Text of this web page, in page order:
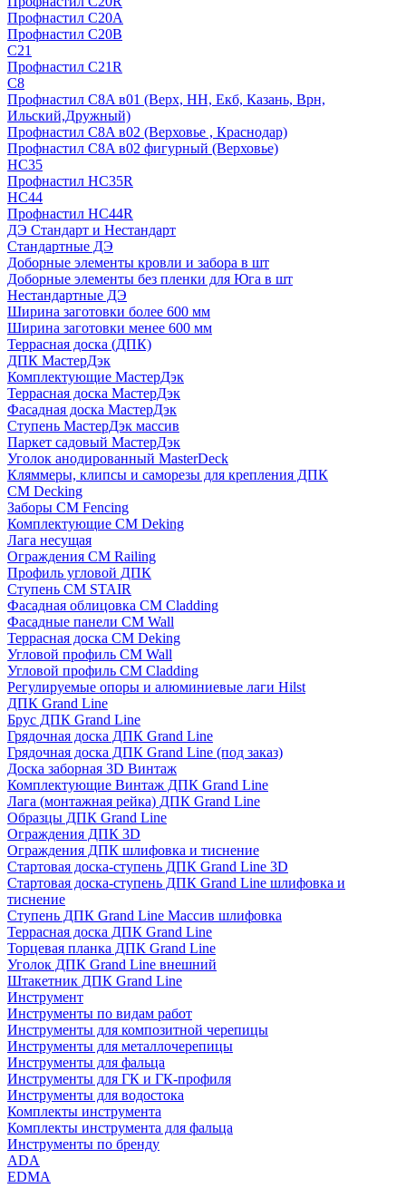
Профнастил С20А
Профнастил С20В
C21
Профнастил С21R
C8
Профнастил С8A в01 (Верх, НН, Екб, Казань, Врн,
Ильский,Дружный)
Профнастил С8A в02 (Верховье , Краснодар)
Профнастил С8A в02 фигурный (Верховье)
HС35
Профнастил HC35R
НС44
Профнастил НС44R
ДЭ Стандарт и Нестандарт
Стандартные ДЭ
Доборные элементы кровли и забора в шт
Доборные элементы без пленки для Юга в шт
Нестандартные ДЭ
Ширина заготовки более 600 мм
Ширина заготовки менее 600 мм
Террасная доска (ДПК)
ДПК МастерДэк
Комплектующие МастерДэк
Террасная доска МастерДэк
Фасадная доска МастерДэк
Ступень МастерДэк массив
Паркет садовый МастерДэк
Уголок анодированный MasterDeck
Кляммеры, клипсы и саморезы для крепления ДПК
CM Decking
Заборы CM Fencing
Комплектующие CM Deking
Лага несущая
Ограждения CM Railing
Профиль угловой ДПК
Ступень CM STAIR
Фасадная облицовка CM Cladding
Фасадные панели CM Wall
Террасная доска CM Deking
Угловой профиль CM Wall
Угловой профиль CM Cladding
Регулируемые опоры и алюминиевые лаги Hilst
ДПК Grand Line
Брус ДПК Grand Line
Грядочная доска ДПК Grand Line
Грядочная доска ДПК Grand Line (под заказ)
Доска заборная 3D Винтаж
Комплектующие Винтаж ДПК Grand Line
Лага (монтажная рейка) ДПК Grand Line
Образцы ДПК Grand Line
Ограждения ДПК 3D
Ограждения ДПК шлифовка и тиснение
Стартовая доска-ступень ДПК Grand Line 3D
Стартовая доска-ступень ДПК Grand Line шлифовка и
тиснение
Ступень ДПК Grand Line Массив шлифовка
Террасная доска ДПК Grand Line
Торцевая планка ДПК Grand Line
Уголок ДПК Grand Line внешний
Штакетник ДПК Grand Line
Инструмент
Инструменты по видам работ
Инструменты для композитной черепицы
Инструменты для металлочерепицы
Инструменты для фальца
Инструменты для ГК и ГК-профиля
Инструменты для водостока
Комплекты инструмента
Комплекты инструмента для фальца
Инструменты по бренду
ADA
EDMA